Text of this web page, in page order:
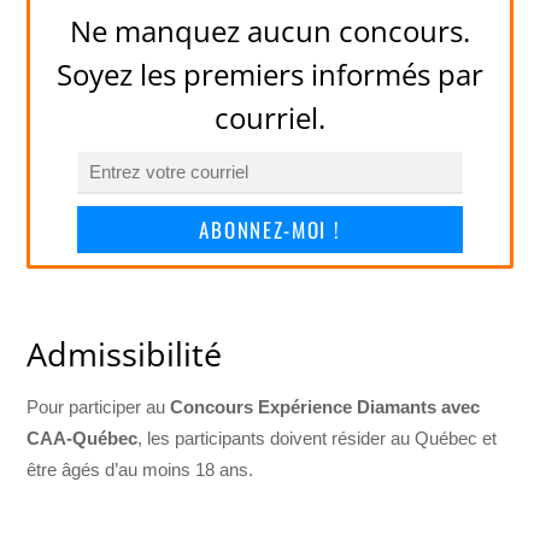
Ne manquez aucun concours.
Soyez les premiers informés par
courriel.
ABONNEZ-MOI !
Admissibilité
Pour participer auConcours Expérience Diamants avec
CAA-Québec, les participants doivent résider au Québec et
être âgés d’au moins 18 ans.